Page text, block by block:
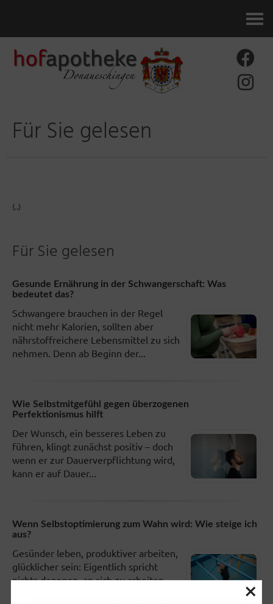
Für Sie gelesen
(..)
Für Sie gelesen
Gesunde Ernährung in der Schwangerschaft: Was
bedeutet das?
Schwangere brauchen in der Regel
nicht mehr Kalorien, sollten aber
nährstoffreichere Lebensmittel zu sich
nehmen. Denn ab Beginn der...
Wie Selbstmitgefühl gegen überzogenen
Perfektionismus hilft
Der Wunsch, ein besseres Leben zu
führen, klingt zunächst positiv – doch
wenn er zur Dauerverpflichtung wird,
kann er auf Dauer...
Wenn Selbstoptimierung zum Wahn wird: Wie steige ich
aus?
Gesünder leben, produktiver arbeiten,
glücklicher sein: Eigentlich spricht
nichts dagegen, an sich zu arbeiten.
×